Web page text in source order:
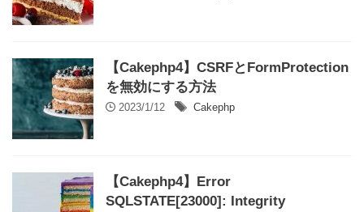
【Cakephp4】CSRFとFormProtection
を無効にする方法
2023/1/12 Cakephp
【Cakephp4】Error
SQLSTATE[23000]: Integrity